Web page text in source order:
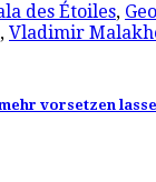
des Étoiles,
, Vladimir
vorsetzen